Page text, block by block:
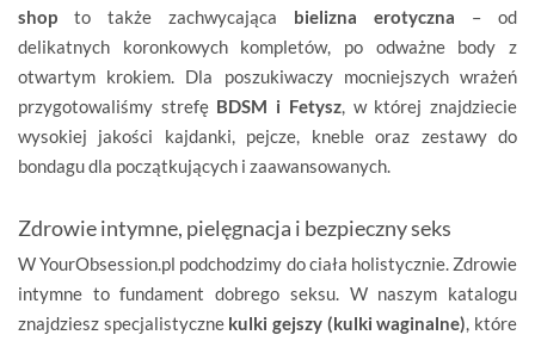
shop to także zachwycająca bielizna erotyczna – od
delikatnych koronkowych kompletów, po odważne body z
otwartym krokiem. Dla poszukiwaczy mocniejszych wrażeń
przygotowaliśmy strefę BDSM i Fetysz, w której znajdziecie
wysokiej jakości kajdanki, pejcze, kneble oraz zestawy do
bondagu dla początkujących i zaawansowanych.
Zdrowie intymne, pielęgnacja i bezpieczny seks
W YourObsession.pl podchodzimy do ciała holistycznie. Zdrowie
intymne to fundament dobrego seksu. W naszym katalogu
znajdziesz specjalistyczne kulki gejszy (kulki waginalne), które